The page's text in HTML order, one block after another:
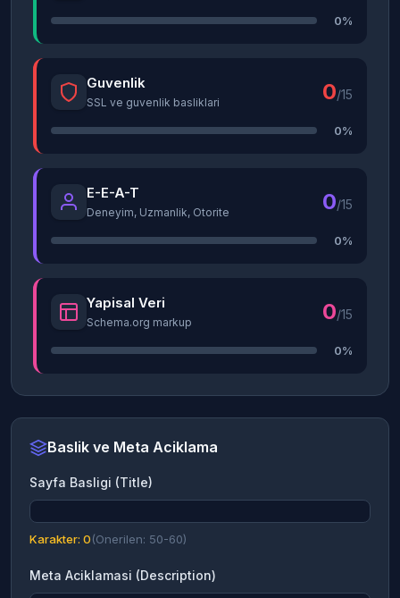
0%
Guvenlik
SSL ve guvenlik basliklari 0/15
0%
E-E-A-T
Deneyim, Uzmanlik, Otorite 0/15
0%
Yapisal Veri
Schema.org markup 0/15
0%
Baslik ve Meta Aciklama
Sayfa Basligi (Title)
Karakter: 0(Onerilen: 50-60)
Meta Aciklamasi (Description)